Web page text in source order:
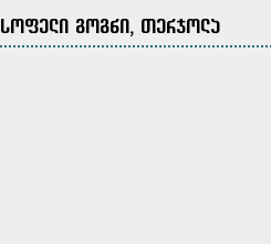
სოფელი გოგნი, თერჯოლა